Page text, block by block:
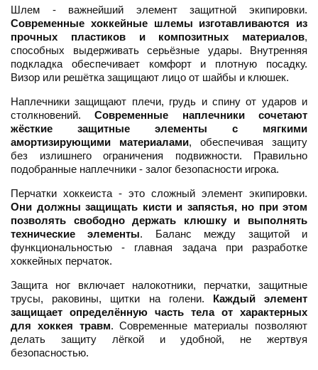
Шлем - важнейший элемент защитной экипировки.
Современные хоккейные шлемы изготавливаются из
прочных пластиков и композитных материалов,
способных выдерживать серьёзные удары. Внутренняя
подкладка обеспечивает комфорт и плотную посадку.
Визор или решётка защищают лицо от шайбы и клюшек.
Наплечники защищают плечи, грудь и спину от ударов и
столкновений.Современные наплечники сочетают
жёсткие защитные элементы с мягкими
амортизирующими материалами, обеспечивая защиту
без излишнего ограничения подвижности. Правильно
подобранные наплечники - залог безопасности игрока.
Перчатки хоккеиста - это сложный элемент экипировки.
Они должны защищать кисти и запястья, но при этом
позволять свободно держать клюшку и выполнять
технические элементы. Баланс между защитой и
функциональностью - главная задача при разработке
хоккейных перчаток.
Защита ног включает налокотники, перчатки, защитные
трусы, раковины, щитки на голени. Каждый элемент
защищает определённую часть тела от характерных
для хоккея травм. Современные материалы позволяют
делать защиту лёгкой и удобной, не жертвуя
безопасностью.